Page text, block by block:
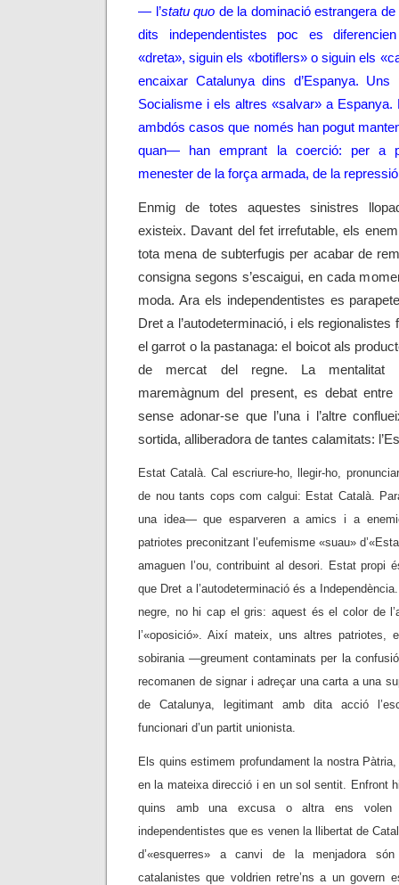
— l’statu quo de la dominació estrangera
dits independentistes poc es
«dreta», siguin els «botiflers» o siguin els
encaixar Catalunya dins d’Espanya. Uns
Socialisme i els altres «salvar» a Espanya.
ambdós casos que només han pogut
quan— han emprant la coerció: per a
menester de la força armada, de la repressió
Enmig de totes aquestes sinistres
existeix. Davant del fet irrefutable, els
tota mena de subterfugis per acabar de
consigna segons s’escaigui, en cada
moda. Ara els independentistes es
Dret a l’autodeterminació, i els regionalistes
el garrot o la pastanaga: el boicot als
de mercat del regne. La mentalitat
maremàgnum del present, es debat
sense adonar-se que l’una i l’altre
sortida, alliberadora de tantes calamitats:
Estat Català. Cal escriure-ho, llegir-ho,
de nou tants cops com calgui: Estat Català.
una idea— que esparveren a amics i a
patriotes preconitzant l’eufemisme «suau»
amaguen l’ou, contribuint al desori. Estat propi
que Dret a l’autodeterminació és a
negre, no hi cap el gris: aquest és el color de
l’«oposició». Així mateix, uns altres patriotes,
sobirania —greument contaminats per la
recomanen de signar i adreçar una carta a una
de Catalunya, legitimant amb dita acció
funcionari d’un partit unionista.
Els quins estimem profundament la nostra
en la mateixa direcció i en un sol sentit. Enfront
quins amb una excusa o altra ens
independentistes que es venen la llibertat de
d’«esquerres» a canvi de la menjadora
catalanistes que voldrien retre’ns a un govern